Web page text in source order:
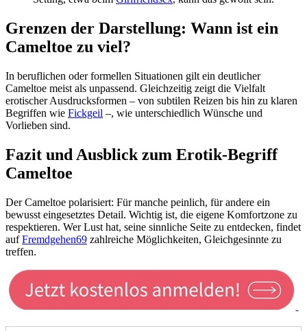
Grenzen der Darstellung: Wann ist ein
Cameltoe zu viel?
In beruflichen oder formellen Situationen gilt ein deutlicher
Cameltoe meist als unpassend. Gleichzeitig zeigt die Vielfalt
erotischer Ausdrucksformen – von subtilen Reizen bis hin zu klaren
Begriffen wie Fickgeil –, wie unterschiedlich Wünsche und
Vorlieben sind.
Fazit und Ausblick zum Erotik-Begriff
Cameltoe
Der Cameltoe polarisiert: Für manche peinlich, für andere ein
bewusst eingesetztes Detail. Wichtig ist, die eigene Komfortzone zu
respektieren. Wer Lust hat, seine sinnliche Seite zu entdecken, findet
aufFremdgehen69 zahlreiche Möglichkeiten, Gleichgesinnte zu
treffen.